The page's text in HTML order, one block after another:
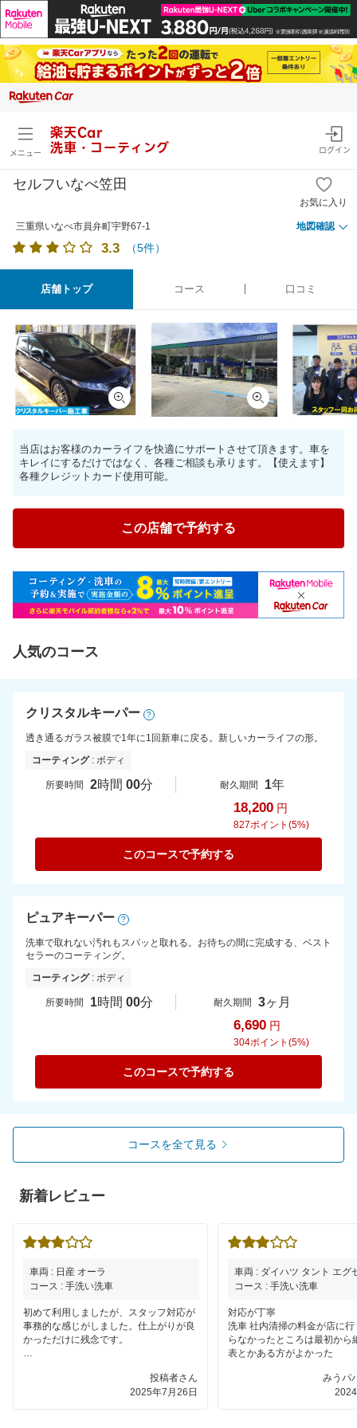
メニュー
楽天Car
洗車・コーティング
ログイン
セルフいなべ笠田
お気に入り
三重県いなべ市員弁町宇野67-1 地図確認
3.3 （5件）
店舗トップ コース 口コミ
当店はお客様のカーライフを快適にサポートさせて頂きます。車を
キレイにするだけではなく、各種ご相談も承ります。【使えます】
各種クレジットカード使用可能。
この店舗で予約する
人気のコース
クリスタルキーパー ?
透き通るガラス被膜で1年に1回新車に戻る。新しいカーライフの形。
コーティング: ボディ
所要時間 2時間 00分 耐久期間 1年
18,200 円
827ポイント(5%)
このコースで予約する
ピュアキーパー ?
洗車で取れない汚れもスパッと取れる。お待ちの間に完成する、ベスト
セラーのコーティング。
コーティング: ボディ
所要時間 1時間 00分 耐久期間 3ヶ月
6,690 円
304ポイント(5%)
このコースで予約する
コースを全て見る
新着レビュー
車両 : 日産 オーラ
コース : 手洗い洗車
初めて利用しましたが、スタッフ対応が
事務的な感じがしました。仕上がりが良
かっただけに残念です。
投稿者さん
2025年7月26日
車両 : ダイハツ タント エグ
コース : 手洗い洗車
対応が丁寧
洗車 社内清掃の料金が店に
らなかったところは最初から
表とかある方がよかった
みうパ